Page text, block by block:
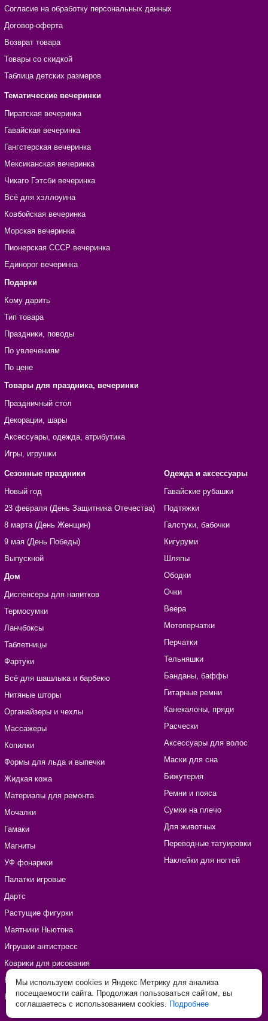
Согласие на обработку персональных данных
Договор-оферта
Возврат товара
Товары со скидкой
Таблица детских размеров
Тематические вечеринки
Пиратская вечеринка
Гавайская вечеринка
Гангстерская вечеринка
Мексиканская вечеринка
Чикаго Гэтсби вечеринка
Всё для хэллоуина
Ковбойская вечеринка
Морская вечеринка
Пионерская СССР вечеринка
Единорог вечеринка
Подарки
Кому дарить
Тип товара
Праздники, поводы
По увлечениям
По цене
Товары для праздника, вечеринки
Праздничный стол
Декорации, шары
Аксессуары, одежда, атрибутика
Игры, игрушки
Сезонные праздники
Новый год
23 февраля (День Защитника Отечества)
8 марта (День Женщин)
9 мая (День Победы)
Выпускной
Дом
Диспенсеры для напитков
Термосумки
Ланчбоксы
Таблетницы
Фартуки
Всё для шашлыка и барбекю
Нитяные шторы
Органайзеры и чехлы
Массажеры
Копилки
Формы для льда и выпечки
Жидкая кожа
Материалы для ремонта
Мочалки
Гамаки
Магниты
УФ фонарики
Палатки игровые
Дартс
Растущие фигурки
Маятники Ньютона
Игрушки антистресс
Коврики для рисования
Наборы для рукоделия
Наклейки виниловые
Одежда и аксессуары
Гавайские рубашки
Подтяжки
Галстуки, бабочки
Кигуруми
Шляпы
Ободки
Очки
Веера
Мотоперчатки
Перчатки
Тельняшки
Банданы, баффы
Гитарные ремни
Канекалоны, пряди
Расчески
Аксессуары для волос
Маски для сна
Бижутерия
Ремни и пояса
Сумки на плечо
Для животных
Переводные татуировки
Наклейки для ногтей
Мы используем cookies и Яндекс Метрику для анализа
посещаемости сайта. Продолжая пользоваться сайтом, вы
соглашаетесь с использованием cookies. Подробнее